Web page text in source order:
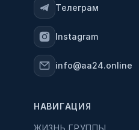
Телеграм
Instagram
info@aa24.online
НАВИГАЦИЯ